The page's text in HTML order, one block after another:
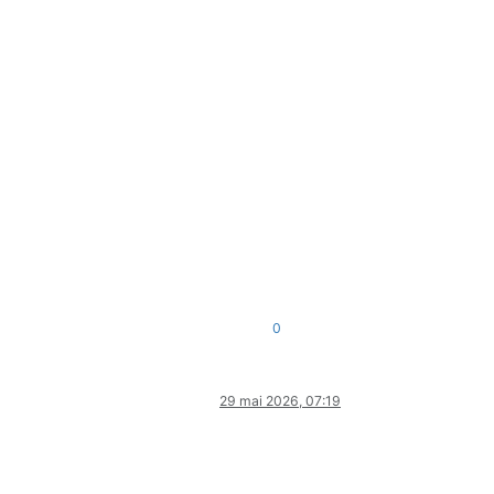
0
29 mai 2026, 07:19